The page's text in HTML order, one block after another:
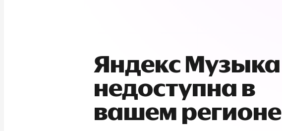
Яндекс Музыка
недоступна в
вашем регионе